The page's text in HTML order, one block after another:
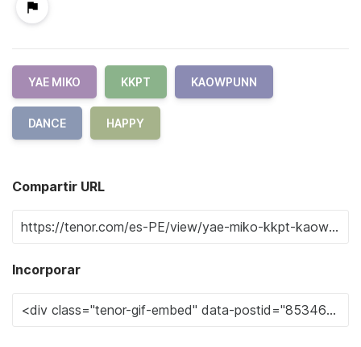
YAE MIKO KKPT KAOWPUNN
DANCE HAPPY
Compartir URL
Incorporar